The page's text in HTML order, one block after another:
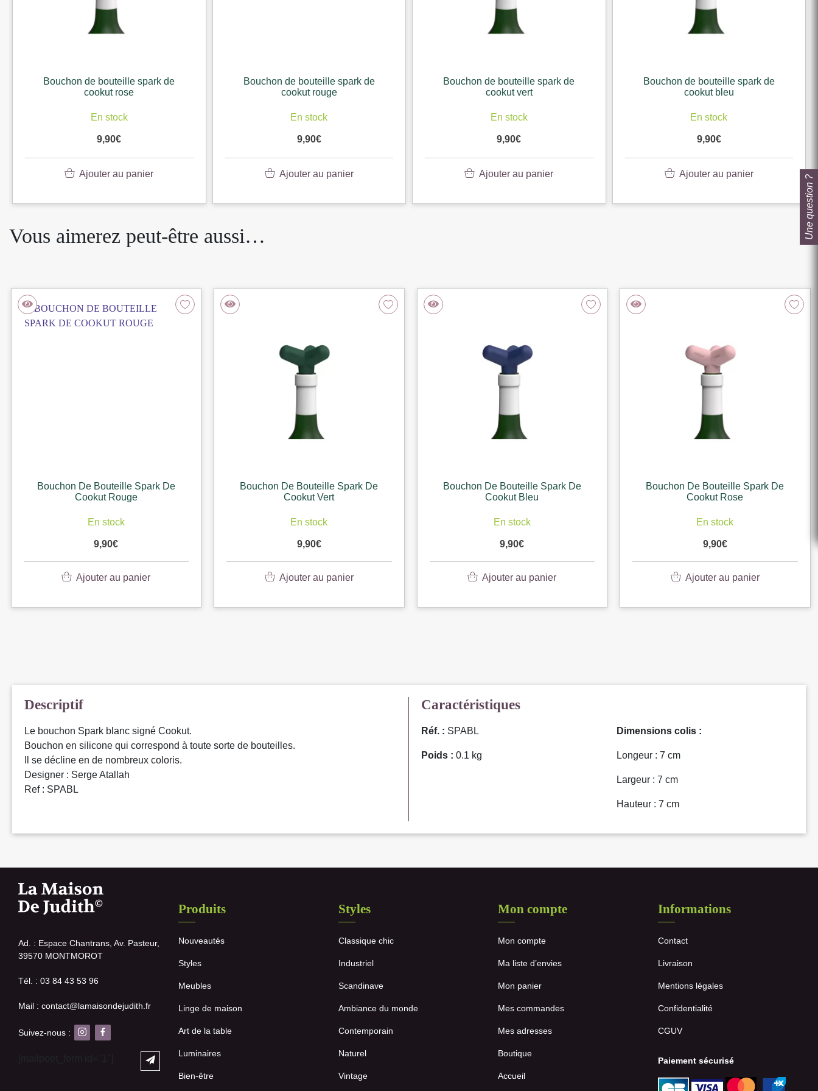
Bouchon de bouteille spark de
cookut rouge
Ajouter au panier
Bouchon de bouteille spark de
cookut vert
Ajouter au panier
Bouchon de bouteille spark de
cookut bleu
Ajouter au panier
Bouchon de bouteille spark de
cookut noir
Rupture de stock
Lire la suite
Vous aimerez peut-être aussi…
Bouchon De Bouteille Spark De
Cookut Rouge
En stock
9,90€
Ajouter au panier
Bouchon De Bouteille Spark De
Cookut Vert
En stock
9,90€
Ajouter au panier
Bouchon De Bouteille Spark De
Cookut Bleu
En stock
9,90€
Ajouter au panier
Bouchon De Bouteille Spark De
Cookut Rose
En stock
9,90€
Ajouter au panier
Descriptif
Le bouchon Spark blanc signé Cookut.
Bouchon en silicone qui correspond à toute sorte de bouteilles.
Il se décline en de nombreux coloris.
Designer : Serge Atallah
Ref : SPABL
Caractéristiques
Réf. : SPABL
Poids : 0.1 kg
Dimensions colis :
Longeur : 7 cm
Largeur : 7 cm
Hauteur : 7 cm
Ad. : Espace Chantrans, Av. Pasteur,
39570 MONTMOROT
Tél. : 03 84 43 53 96
Mail : contact@lamaisondejudith.fr
Suivez-nous :
Produits
Nouveautés
Styles
Meubles
Linge de maison
Art de la table
Luminaires
Bien-être
Styles
Classique chic
Industriel
Scandinave
Ambiance du monde
Contemporain
Naturel
Vintage
Mon compte
Mon compte
Ma liste d’envies
Mon panier
Mes commandes
Mes adresses
Boutique
Accueil
Informations
Contact
Livraison
Mentions légales
Confidentialité
CGUV
Paiement sécurisé
Une question ?